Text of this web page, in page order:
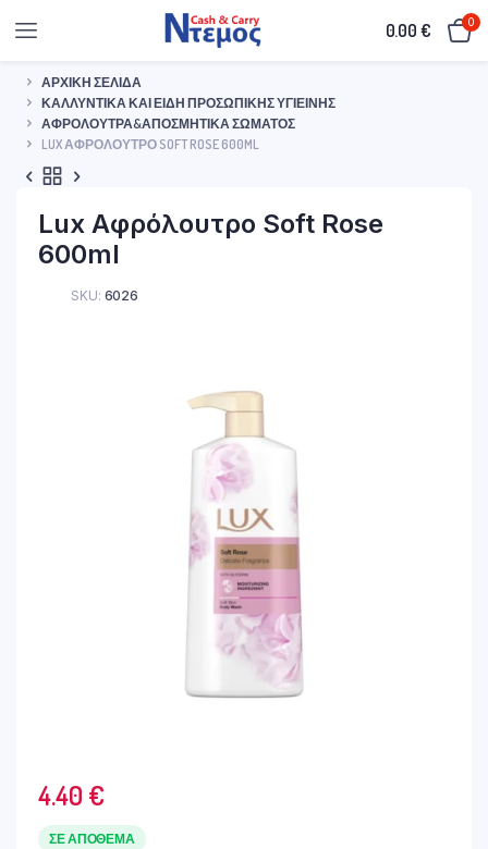
0.00€ 0
ΑΡΧΙΚΉ ΣΕΛΊΔΑ
ΚΑΛΛΥΝΤΙΚΆ ΚΑΙ ΕΊΔΗ ΠΡΟΣΩΠΙΚΉΣ ΥΓΙΕΙΝΉΣ
ΑΦΡΌΛΟΥΤΡΑ&ΑΠΟΣΜΗΤΙΚΆ ΣΏΜΑΤΟΣ
LUX ΑΦΡΌΛΟΥΤΡΟ SOFT ROSE 600ML
Lux Αφρόλουτρο Soft Rose
600ml
SKU: 6026
4.40 €
ΣΕ ΑΠΌΘΕΜΑ